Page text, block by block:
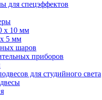
для спецэффектов
х 10 мм
5 мм
шаров
приборов
для студийного света